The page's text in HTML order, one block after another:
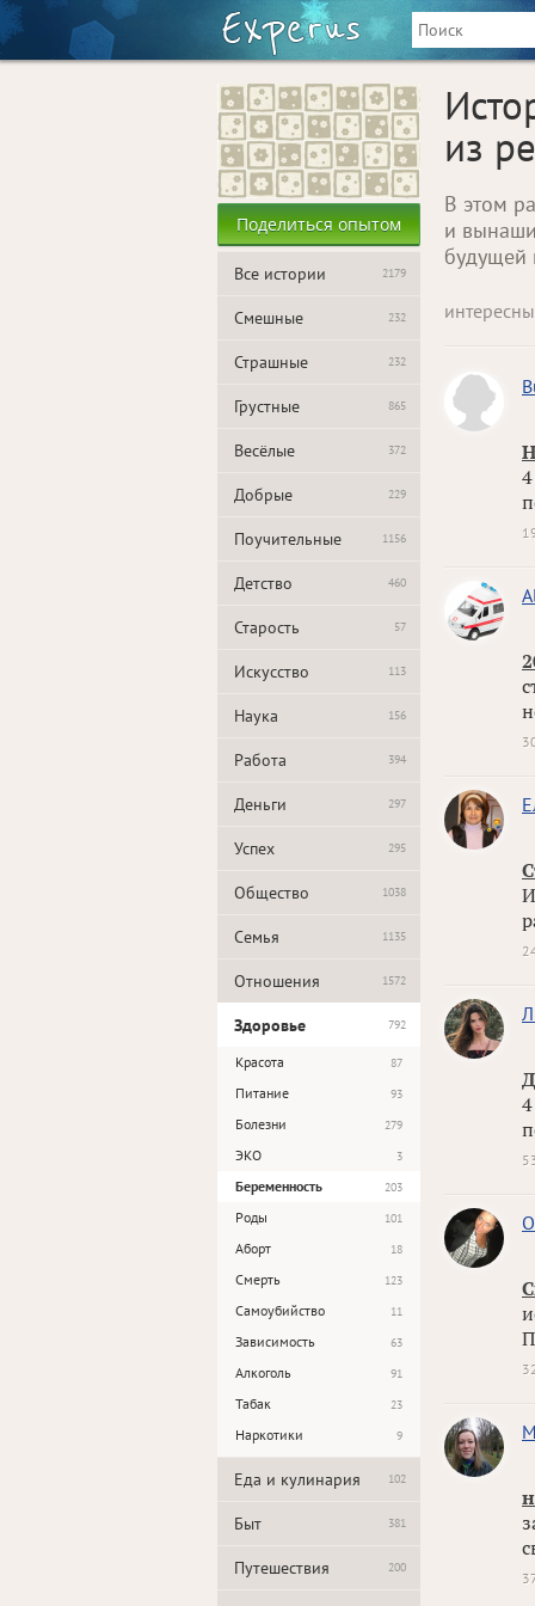
Поделиться опытом
Все истории 2179
Смешные 232
Страшные 232
Грустные 865
Весёлые 372
Добрые 229
Поучительные 1156
Детство 460
Старость 57
Искусство 113
Наука 156
Работа 394
Деньги 297
Успех 295
Общество 1038
Семья 1135
Отношения 1572
Здоровье 792
Красота 87
Питание 93
Болезни 279
ЭКО 3
Беременность 203
Роды 101
Аборт 18
Смерть 123
Самоубийство 11
Зависимость 63
Алкоголь 91
Табак 23
Наркотики 9
Еда и кулинария 102
Быт 381
Путешествия 200
из
В этом
и
будущей